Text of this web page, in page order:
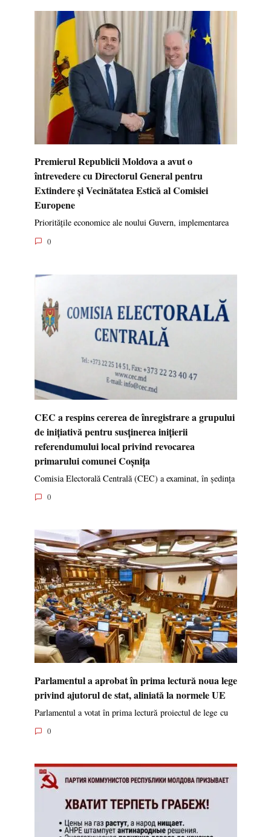
Premierul Republicii Moldova a avut o
întrevedere cu Directorul General pentru
Extindere și Vecinătatea Estică al Comisiei
Europene
Prioritățile economice ale noului Guvern, implementarea
0
CEC a respins cererea de înregistrare a grupului
de inițiativă pentru susținerea inițierii
referendumului local privind revocarea
primarului comunei Coșnița
Comisia Electorală Centrală (CEC) a examinat, în ședința
0
Parlamentul a aprobat în prima lectură noua lege
privind ajutorul de stat, aliniată la normele UE
Parlamentul a votat în prima lectură proiectul de lege cu
0